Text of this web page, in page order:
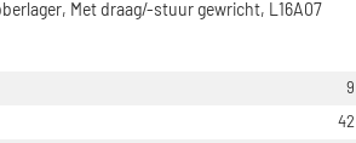
Met draag/-stuur gewricht, L16A07
9
42